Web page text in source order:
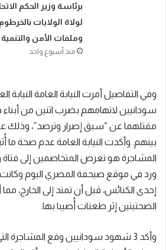
​برئاسة وزير الحكم
لولاة الولايات
وملفات الأمن والتنمية
منذ أسبوع واحد
وفي التفاصيل أمرت النيابة العامة النيابة
سودانيين لاتهامهم بضرب اثنين من أبناء
مقتلهما عن “سبق إصرار وترصد”، وذلك
بينهم. وأكدت النيابة العامة عدم صحة
المشاجرة هو تعرض المتخاصمين إلى
ورد في موقع صيحفة المصري اليوم
إحدى الكنائس، قبل أن تمتد إلى الخارج،
الضحتيتين إثر طعنات أُصيبا بها.
وأكد 3 شهود سودانيين وقع المشاجرة